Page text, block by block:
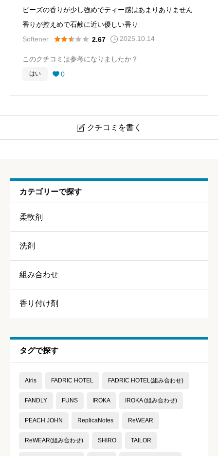
ビーズの香りが少し強めでティー感はあまりありません
香りが控えめで石鹸に近い優しい香り
Softener
 2.67 2025.10.14
このクチコミは参考になりましたか？
はい  0
 クチコミを書く
ニックネーム 任意
持続力
カテゴリーで探す
柔軟剤
洗剤
組み合わせ
香り付け剤
タグで探す
Airis FADRIC HOTEL FADRIC HOTEL(組み合わせ)
FANDLY FUNS IROKA IROKA (組み合わせ)
PEACH JOHN ReplicaNotes ReWEAR
ReWEAR(組み合わせ) SHIRO TAILOR